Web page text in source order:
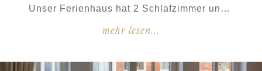
Unser Ferienhaus hat 2 Schlafzimmer und 2 Bäder und erstreckt sich über 2 Etagen mit einer Wohnfläche von
mehr lesen...